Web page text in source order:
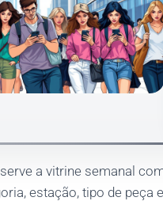
a vitrine semanal
estação, tipo de peça